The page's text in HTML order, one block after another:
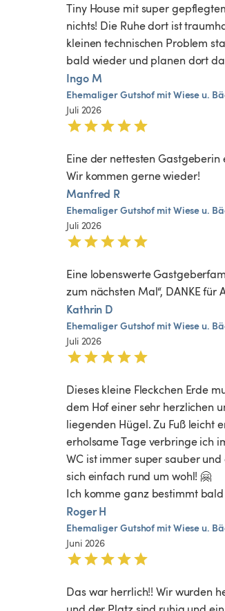
Tiny House mit super
nichts! Die Ruhe dort ist
kleinen technischen Problem
bald wieder und planen dort
Ingo M
EhemaligerGutshof mitWiese u.
Juli 2026
Eine der nettesten
Wir kommen gerne wieder!
Manfred R
EhemaligerGutshof mitWiese u.
Juli 2026
Eine lobenswerte
zum nächsten Mal“, DANKE für
Kathrin D
EhemaligerGutshof mitWiese u.
Juli 2026
Dieses kleine Fleckchen Erde
dem Hof einer sehr herzlichen
liegenden Hügel. Zu Fuß leicht
erholsame Tage verbringe ich
WC ist immer super sauber
sich einfach rund um wohl! 🤗
Ich komme ganz bestimmt
Roger H
EhemaligerGutshof mitWiese u.
Juni 2026
Das war herrlich!! Wir wurden